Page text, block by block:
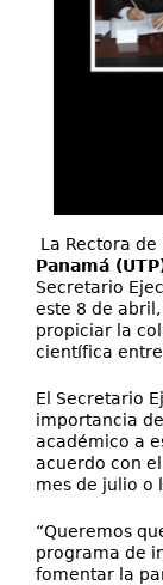
La Rectora de
Panamá
Secretario
este 8 de
propiciar la
científica
El Secretario
importancia
académico a
acuerdo con
mes de julio o
“Queremos
programa de
fomentar la